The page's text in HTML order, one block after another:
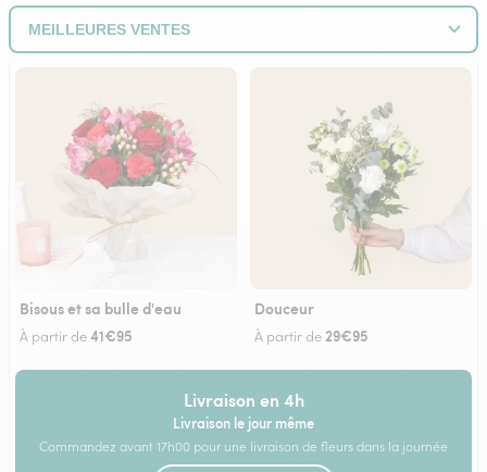
Bisous et sa bulle d'eau
À partir de41€95
Douceur
À partir de 29€95
Livraison en 4h
Livraison le jour même
Commandez avant 17h00 pour une livraison de fleurs dans la journée